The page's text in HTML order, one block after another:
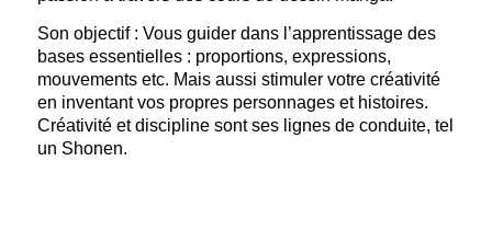
Son objectif : Vous guider dans l’apprentissage des
bases essentielles : proportions, expressions,
mouvements etc. Mais aussi stimuler votre créativité
en inventant vos propres personnages et histoires.
Créativité et discipline sont ses lignes de conduite, tel
un Shonen.